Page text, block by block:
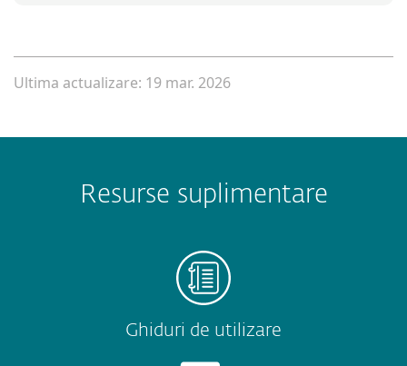
Ultima actualizare: 19 mar. 2026
Resurse suplimentare
Ghiduri de utilizare